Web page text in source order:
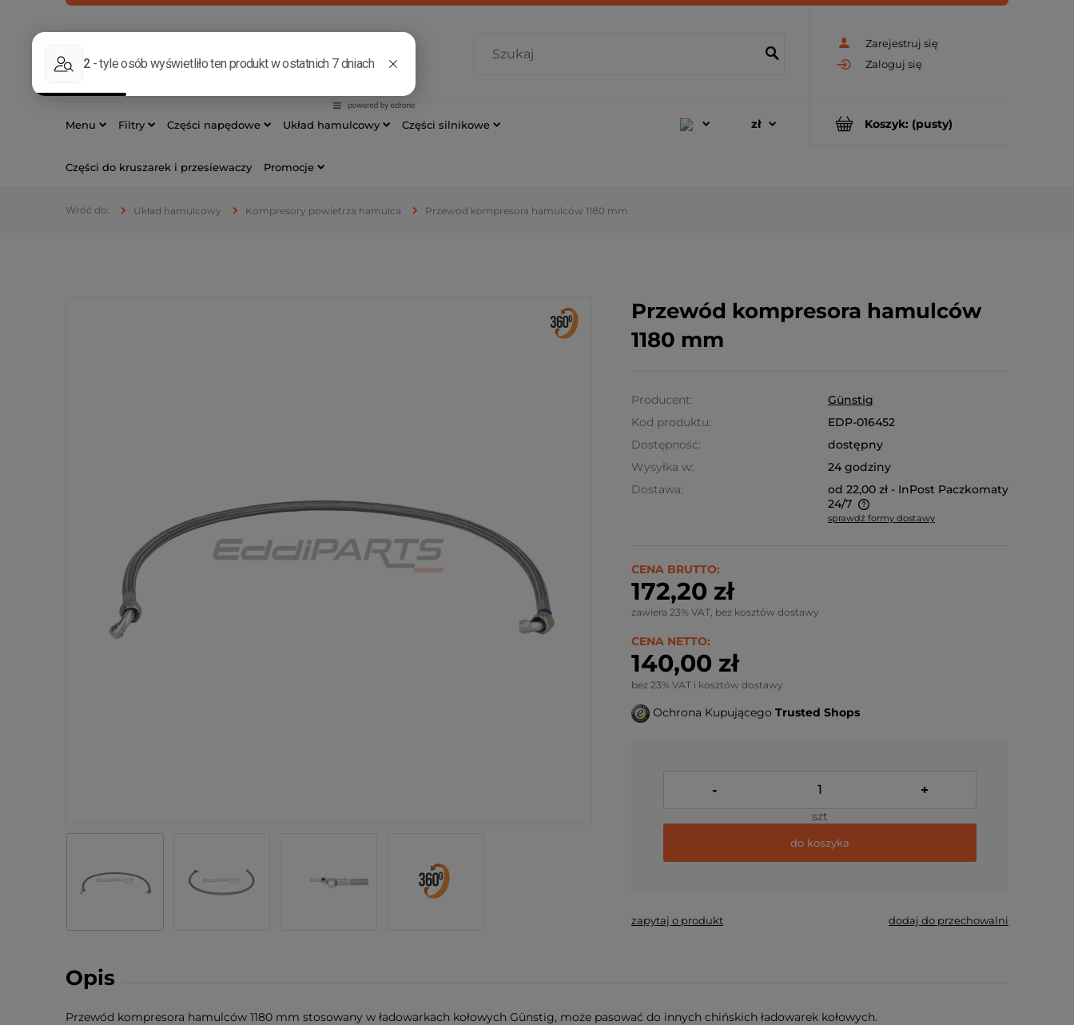
Zarejestruj się
Zaloguj się
533 177 421
Koszyk: (pusty)
Menu Filtry Części napędowe Układ hamulcowy Części silnikowe
Części do kruszarek i przesiewaczy Promocje
Układ hamulcowy Kompresory powietrza hamulca Przewód kompresora hamulców 1180 mm
Przewód kompresora hamulców
1180 mm
Producent:
Günstig
Kod produktu:
EDP-016452
Dostępność:
dostępny
Wysyłka w:
24 godziny
Dostawa:
od 22,00 zł - InPost Paczkomaty
24/7
kalkulowany jest indywidualnie.
Możliwy również odbiór osobisty.
sprawdź formy dostawy
CENA BRUTTO:
172,20 zł
zawiera 23% VAT, bez kosztów dostawy
CENA NETTO:
140,00 zł
bez 23% VAT i kosztów dostawy
Ochrona Kupującego Trusted Shops
- +
szt
do koszyka
zapytaj o produkt dodaj do przechowalni
Opis
Przewód kompresora hamulców 1180 mm stosowany w ładowarkach kołowych Günstig, może pasować do innych chińskich ładowarek kołowych.